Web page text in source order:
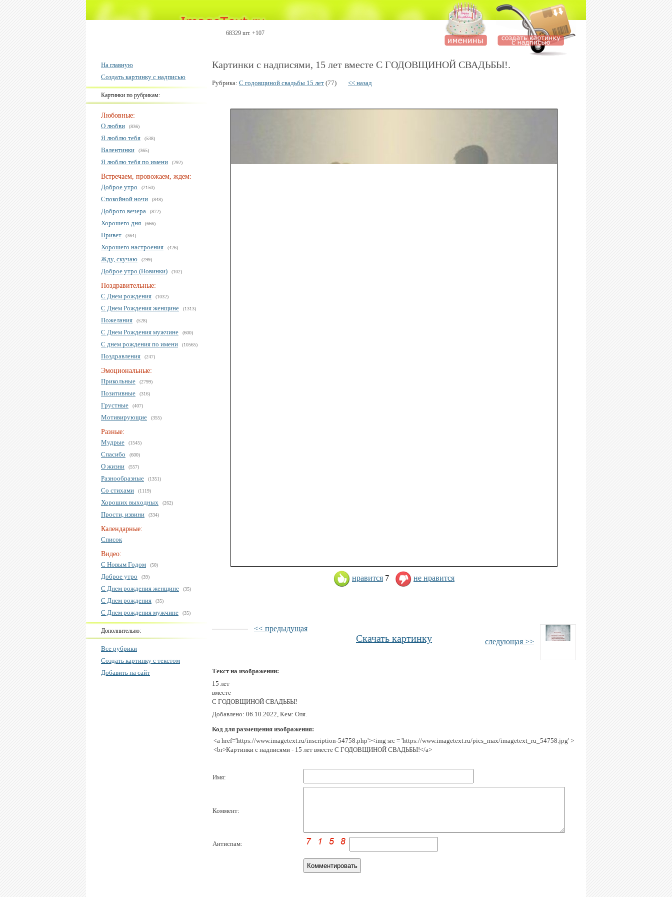
68329 шт. +107
На главную
Создать картинку с надписью
Картинки по рубрикам:
Любовные:
О любви
(836)
Я люблю тебя (538)
Валентинки (365)
Я люблю тебя по имени (292)
Встречаем, провожаем, ждем:
Доброе утро
(2150)
Спокойной ночи (848)
Доброго вечера (872)
Хорошего дня (666)
Привет (364)
Хорошего настроения (426)
Жду, скучаю (299)
Доброе утро (Новинки) (102)
Поздравительные:
С Днем рождения
(1032)
С Днем Рождения женщине (1313)
Пожелания (528)
С Днем Рождения мужчине (600)
С днем рождения по имени (10565)
Поздравления (247)
Эмоциональные:
Прикольные
(2799)
Позитивные (316)
Грустные (407)
Мотивирующие (355)
Разные:
Мудрые
(1545)
Спасибо (600)
О жизни (557)
Разнообразные (1351)
Со стихами (1119)
Хороших выходных (262)
Прости, извини (334)
Календарные:
Список
Видео:
С Новым Годом
(50)
Доброе утро (39)
С Днем рождения женщине (35)
С Днем рождения (35)
С Днем рождения мужчине (35)
Дополнительно:
Все рубрики
Создать картинку с текстом
Добавить на сайт
Картинки с надписями, 15 лет вместе С ГОДОВЩИНОЙ СВАДЬБЫ!.
Рубрика: С годовщиной свадьбы 15 лет (77) << назад
нравится 7 не нравится
<< предыдущая
следующая >>
Скачать картинку
Текст на изображении:
15 лет
вместе
С ГОДОВЩИНОЙ СВАДЬБЫ!
Добавлено: 06.10.2022, Кем: Оля.
Код для размещения изображения:
<a href='https://www.imagetext.ru/inscription-54758.php'><img src = 'https://www.imagetext.ru/pics_max/imagetext_ru_54758.jpg' >
<br>Картинки с надписями - 15 лет вместе С ГОДОВЩИНОЙ СВАДЬБЫ!</a>
Имя:
Коммент:
Антиспам: